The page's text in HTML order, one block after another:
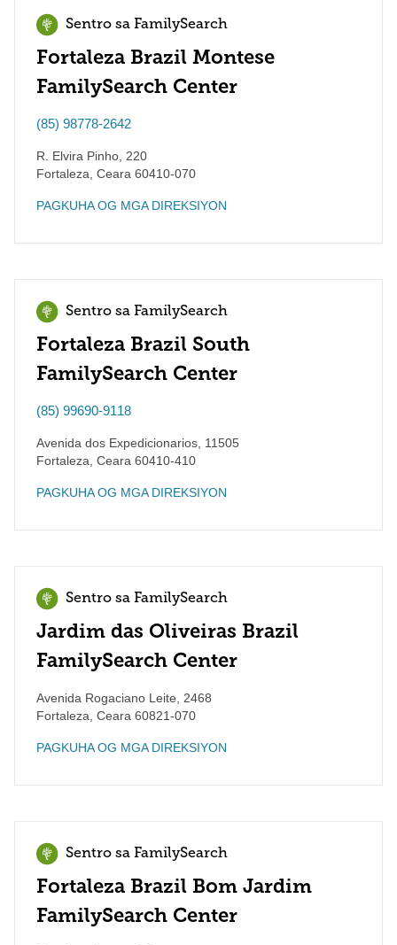
Sentro sa FamilySearch
Fortaleza Brazil Montese
FamilySearch Center
(85) 98778-2642
R. Elvira Pinho, 220
Fortaleza Ceara 60410-070
PAGKUHA OG MGA DIREKSIYON
Sentro sa FamilySearch
Fortaleza Brazil South
FamilySearch Center
(85) 99690-9118
Avenida dos Expedicionarios, 11505
Fortaleza Ceara 60410-410
PAGKUHA OG MGA DIREKSIYON
Sentro sa FamilySearch
Jardim das Oliveiras Brazil
FamilySearch Center
Avenida Rogaciano Leite, 2468
Fortaleza Ceara 60821-070
PAGKUHA OG MGA DIREKSIYON
Sentro sa FamilySearch
Fortaleza Brazil Bom Jardim
FamilySearch Center